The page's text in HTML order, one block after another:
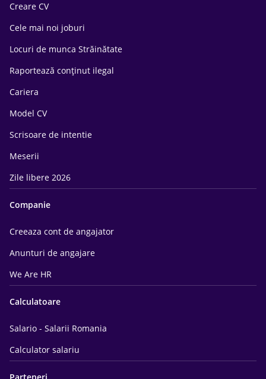
Creare CV
Cele mai noi joburi
Locuri de munca Străinătate
Raportează conținut ilegal
Cariera
Model CV
Scrisoare de intentie
Meserii
Zile libere 2026
Companie
Creeaza cont de angajator
Anunturi de angajare
We Are HR
Calculatoare
Salario - Salarii Romania
Calculator salariu